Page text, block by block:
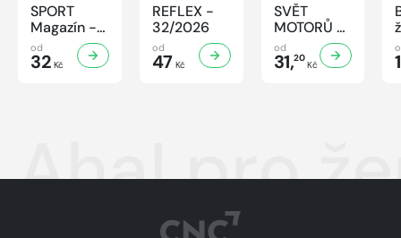
SPORT
Magazín -
32/2026
od
32 Kč
REFLEX -
32/2026
od
47 Kč
SVĚT
MOTORŮ -
32/2026
od
31,20
Kč
Aha! pro